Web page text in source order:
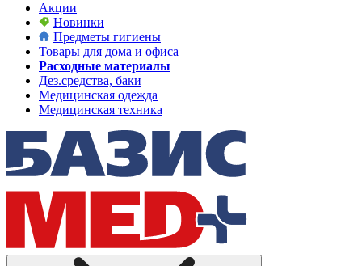
Акции
Новинки
Предметы гигиены
Товары для дома и офиса
Расходные материалы
Дез.средства, баки
Медицинская одежда
Медицинская техника